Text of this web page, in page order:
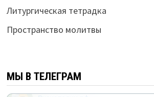
Литургическая тетрадка
Пространство молитвы
МЫ В ТЕЛЕГРАМ